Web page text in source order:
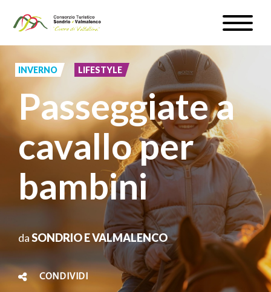
contenuto
principale
Toggle
WEBCAM & METEO
ISCRIVITI
IT
#InLOMBARDIA
INVERNO LIFESTYLE
Passeggiate a
cavallo per
bambini
daSONDRIO E VALMALENCO
CONDIVIDI